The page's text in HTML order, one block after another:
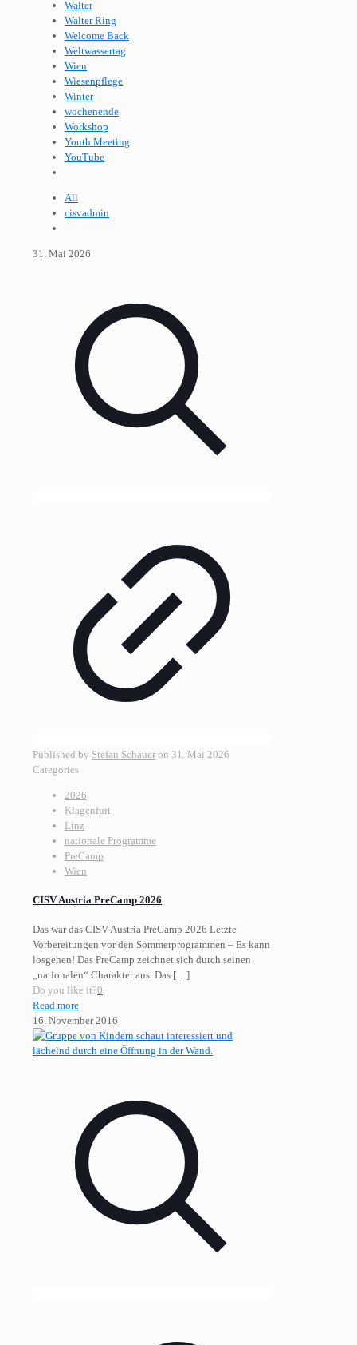
Walter
Walter Ring
Welcome Back
Weltwassertag
Wien
Wiesenpflege
Winter
wochenende
Workshop
Youth Meeting
YouTube
All
cisvadmin
31. Mai 2026
Published by Stefan Schauer on 31. Mai 2026
Categories
2026
Klagenfurt
Linz
nationale Programme
PreCamp
Wien
CISV Austria PreCamp 2026
Das war das CISV Austria PreCamp 2026 Letzte
Vorbereitungen vor den Sommerprogrammen – Es kann
losgehen! Das PreCamp zeichnet sich durch seinen
„nationalen“ Charakter aus. Das […]
Do you like it?0
Read more
16. November 2016